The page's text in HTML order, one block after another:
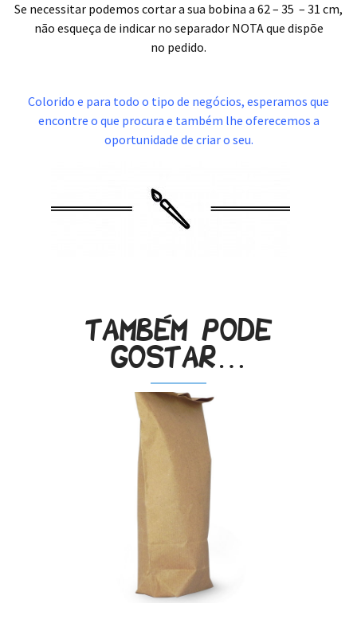
Se necessitar podemos cortar a sua bobina a 62 – 35 – 31 cm,
não esqueça de indicar no separador NOTA que dispõe
no pedido.
Colorido e para todo o tipo de negócios, esperamos que
encontre o que procura e também lhe oferecemos a
oportunidade de criar o seu.
Também pode
gostar…